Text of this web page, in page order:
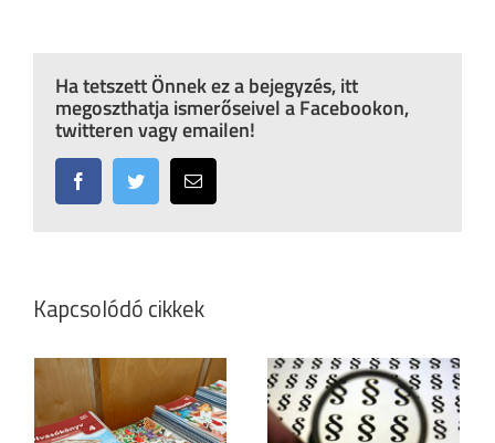
Ha tetszett Önnek ez a bejegyzés, itt
megoszthatja ismerőseivel a Facebookon,
twitteren vagy emailen!
FacebookTwitter Email:
Kapcsolódó cikkek